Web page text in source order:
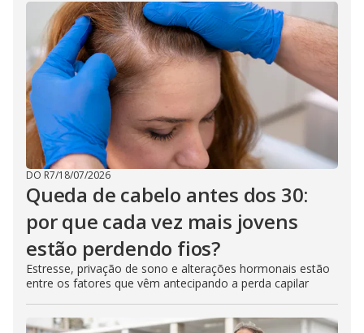
DO R7/18/07/2026
Queda de cabelo antes dos 30:
por que cada vez mais jovens
estão perdendo fios?
Estresse, privação de sono e alterações hormonais estão
entre os fatores que vêm antecipando a perda capilar